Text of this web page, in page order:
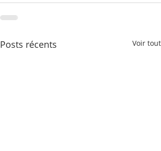
Posts récents Voir tout